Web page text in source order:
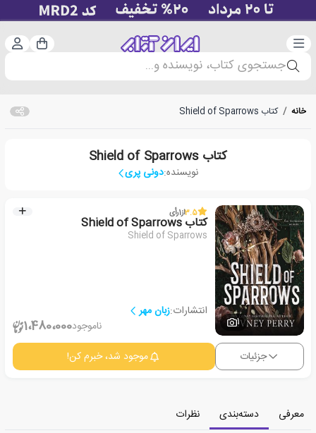
دسته‌بندی سبد
جستجوی کتاب، نویسنده و...
خانه / کتاب Shield of Sparrows
کتاب Shield of Sparrows
نویسنده:دونی پری
1
3.5از1رأی
کتاب Shield of Sparrows
Shield of Sparrows
انتشارات:زبان مهر
ناموجود1،480،000
جزئیات موجود شد، خبرم کن!
معرفی دسته‌بندی
نظرات